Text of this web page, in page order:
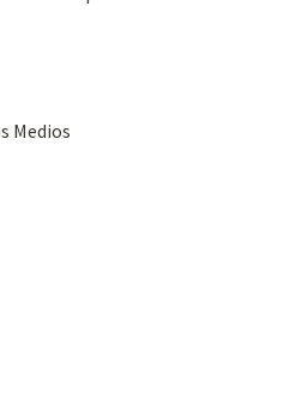
Medios